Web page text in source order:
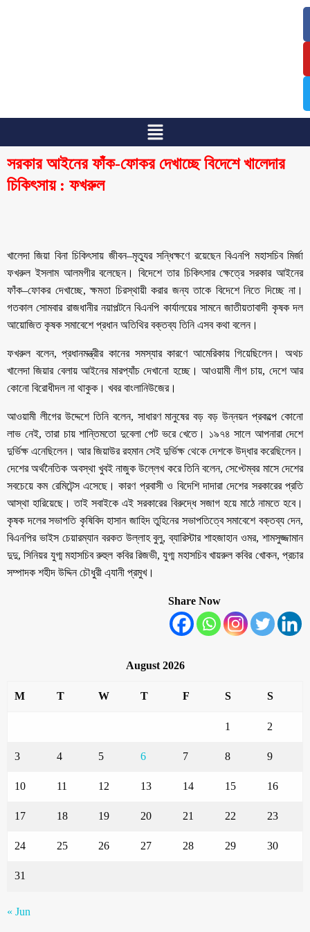
সরকার আইনের ফাঁক-ফোকর দেখাচ্ছে বিদেশে খালেদার
চিকিৎসায় : ফখরুল
খালেদা জিয়া বিনা চিকিৎসায় জীবন–মৃত্যুর সন্ধিক্ষণে রয়েছেন বিএনপি মহাসচিব মির্জা
ফখরুল ইসলাম আলমগীর বলেছেন। বিদেশে তার চিকিৎসার ক্ষেত্রে সরকার আইনের
ফাঁক–ফোকর দেখাচ্ছে, ক্ষমতা চিরস্থায়ী করার জন্য তাকে বিদেশে নিতে দিচ্ছে না।
গতকাল সোমবার রাজধানীর নয়াপল্টনে বিএনপি কার্যালয়ের সামনে জাতীয়তাবাদী কৃষক দল
আয়োজিত কৃষক সমাবেশে প্রধান অতিথির বক্তব্য তিনি এসব কথা বলেন।
ফখরুল বলেন, প্রধানমন্ত্রীর কানের সমস্যার কারণে আমেরিকায় গিয়েছিলেন। অথচ
খালেদা জিয়ার বেলায় আইনের মারপ্যাঁচ দেখানো হচ্ছে। আওয়ামী লীগ চায়, দেশে আর
কোনো বিরোধীদল না থাকুক। খবর বাংলানিউজের।
আওয়ামী লীগের উদ্দেশে তিনি বলেন, সাধারণ মানুষের বড় বড় উন্নয়ন প্রকল্পে কোনো
লাভ নেই, তারা চায় শান্তিমতো দুবেলা পেট ভরে খেতে। ১৯৭৪ সালে আপনারা দেশে
দুর্ভিক্ষ এনেছিলেন। আর জিয়াউর রহমান সেই দুর্ভিক্ষ থেকে দেশকে উদ্ধার করেছিলেন।
দেশের অর্থনৈতিক অবস্থা খুবই নাজুক উল্লেখ করে তিনি বলেন, সেপ্টেম্বর মাসে দেশের
সবচেয়ে কম রেমিটেন্স এসেছে। কারণ প্রবাসী ও বিদেশি দাদারা দেশের সরকারের প্রতি
আস্থা হারিয়েছে। তাই সবাইকে এই সরকারের বিরুদ্ধে সজাগ হয়ে মাঠে নামতে হবে।
কৃষক দলের সভাপতি কৃষিবিদ হাসান জাহিদ তুহিনের সভাপতিত্বে সমাবেশে বক্তব্য দেন,
বিএনপির ভাইস চেয়ারম্যান বরকত উল্লাহ বুলু, ব্যারিস্টার শাহজাহান ওমর, শামসুজ্জামান
দুদু, সিনিয়র যুগ্ম মহাসচিব রুহুল কবির রিজভী, যুগ্ম মহাসচিব খায়রুল কবির খোকন, প্রচার
সম্পাদক শহীদ উদ্দিন চৌধুরী এ্যানী প্রমুখ।
Share Now
August 2026
M T W T F S S
1 2
3 4 5 6 7 8 9
10 11 12 13 14 15 16
17 18 19 20 21 22 23
24 25 26 27 28 29 30
31
« Jun